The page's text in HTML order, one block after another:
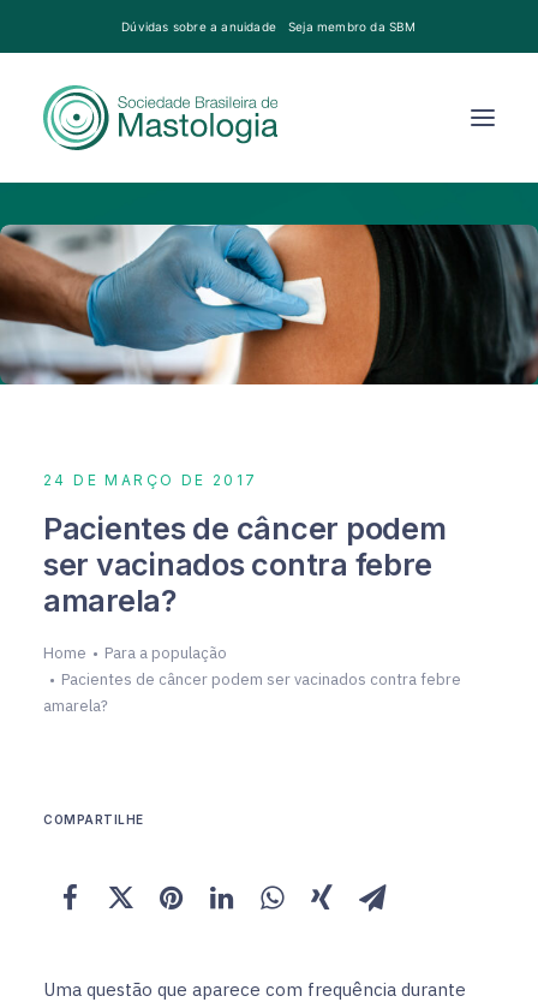
Dúvidas sobre a anuidade Seja membro da SBM
24 DE MARÇO DE 2017
Pacientes de câncer podem
ser vacinados contra febre
amarela?
Home
Para a população
Pacientes de câncer podem ser vacinados contra febre
amarela?
COMPARTILHE
Uma questão que aparece com frequência durante